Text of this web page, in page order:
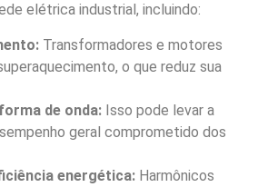
elétrica industrial, incluindo:
Transformadores e motores
o que reduz sua
de onda: Isso pode levar a
geral comprometido dos
energética: Harmônicos